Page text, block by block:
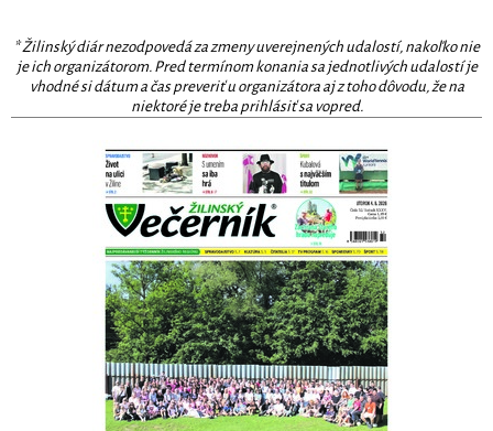
* Žilinský diár nezodpovedá za zmeny uverejnených udalostí, nakoľko nie
je ich organizátorom. Pred termínom konania sa jednotlivých udalostí je
vhodné si dátum a čas preveriť u organizátora aj z toho dôvodu, že na
niektoré je treba prihlásiť sa vopred.